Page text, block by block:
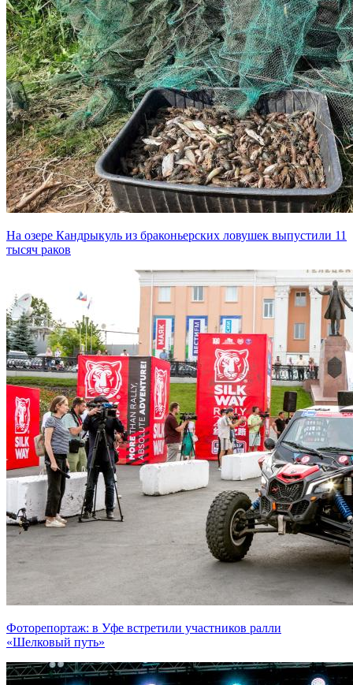
На озере Кандрыкуль из браконьерских ловушек выпустили 11
тысяч раков
Фоторепортаж: в Уфе встретили участников ралли
«Шелковый путь»